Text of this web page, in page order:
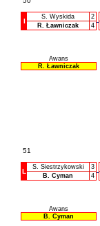
I
S. Wyskida
2
R. Ławniczak
4
Awans
R. Ławniczak
51
L
S. Siestrzykowski
3
B. Cyman
4
Awans
B. Cyman